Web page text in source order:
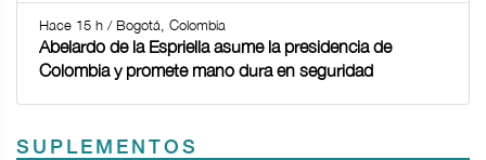
Hace 15 h / Bogotá, Colombia
Abelardo de la Espriella asume la presidencia de
Colombia y promete mano dura en seguridad
SUPLEMENTOS